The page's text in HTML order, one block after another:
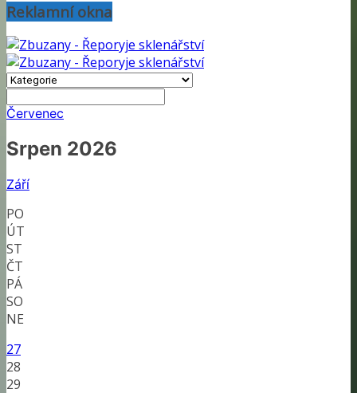
Reklamní okna
Červenec
Srpen 2026
Září
PO
ÚT
ST
ČT
PÁ
SO
NE
27
28
29